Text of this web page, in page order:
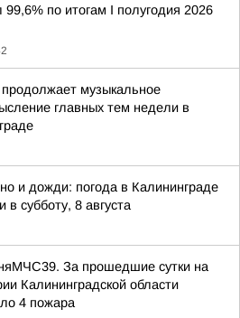
99,6% по итогам I полугодия 2026
музыкальное
главных тем недели в
и дожди: погода в Калининграде
в субботу, 8 августа
За прошедшие сутки на
Калининградской области
4 пожара